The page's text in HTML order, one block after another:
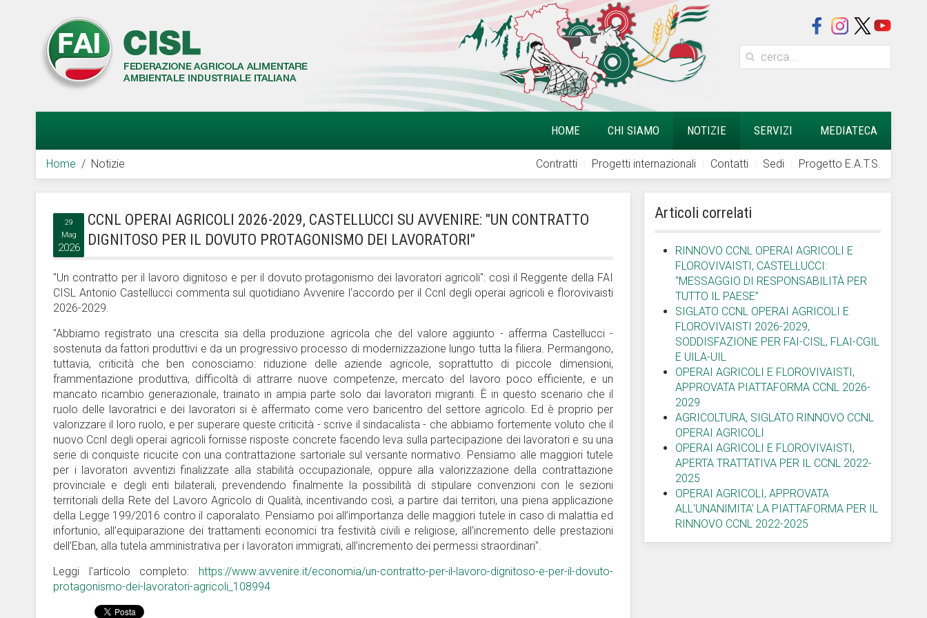
HOME CHI SIAMO NOTIZIE SERVIZI MEDIATECA
Contratti Progetti internazionali Contatti Sedi Progetto E.A.T.S.
Home Notizie
29
Mag
2026
CCNL OPERAI AGRICOLI 2026-2029, CASTELLUCCI SU AVVENIRE: "UN CONTRATTO
DIGNITOSO PER IL DOVUTO PROTAGONISMO DEI LAVORATORI"
"Un contratto per il lavoro dignitoso e per il dovuto protagonismo dei lavoratori agricoli": così il Reggente della FAI
CISL Antonio Castellucci commenta sul quotidiano Avvenire l'accordo per il Ccnl degli operai agricoli e florovivaisti
2026-2029.
"Abbiamo registrato una crescita sia della produzione agricola che del valore aggiunto - afferma Castellucci -
sostenuta da fattori produttivi e da un progressivo processo di modernizzazione lungo tutta la filiera. Permangono,
tuttavia, criticità che ben conosciamo: riduzione delle aziende agricole, soprattutto di piccole dimensioni,
frammentazione produttiva, difficoltà di attrarre nuove competenze, mercato del lavoro poco efficiente, e un
mancato ricambio generazionale, trainato in ampia parte solo dai lavoratori migranti. È in questo scenario che il
ruolo delle lavoratrici e dei lavoratori si è affermato come vero baricentro del settore agricolo. Ed è proprio per
valorizzare il loro ruolo, e per superare queste criticità - scrive il sindacalista - che abbiamo fortemente voluto che il
nuovo Ccnl degli operai agricoli fornisse risposte concrete facendo leva sulla partecipazione dei lavoratori e su una
serie di conquiste ricucite con una contrattazione sartoriale sul versante normativo. Pensiamo alle maggiori tutele
per i lavoratori avventizi finalizzate alla stabilità occupazionale, oppure alla valorizzazione della contrattazione
provinciale e degli enti bilaterali, prevendendo finalmente la possibilità di stipulare convenzioni con le sezioni
territoriali della Rete del Lavoro Agricolo di Qualità, incentivando così, a partire dai territori, una piena applicazione
della Legge 199/2016 contro il caporalato. Pensiamo poi all’importanza delle maggiori tutele in caso di malattia ed
infortunio, all’equiparazione dei trattamenti economici tra festività civili e religiose, all’incremento delle prestazioni
dell’Eban, alla tutela amministrativa per i lavoratori immigrati, all’incremento dei permessi straordinari".
Leggi l'articolo completo: https://www.avvenire.it/economia/un-contratto-per-il-lavoro-dignitoso-e-per-il-dovuto-
protagonismo-dei-lavoratori-agricoli_108994
Articoli correlati
RINNOVO CCNL OPERAI AGRICOLI E
FLOROVIVAISTI, CASTELLUCCI:
"MESSAGGIO DI RESPONSABILITÀ PER
TUTTO IL PAESE”
SIGLATO CCNL OPERAI AGRICOLI E
FLOROVIVAISTI 2026-2029,
SODDISFAZIONE PER FAI-CISL, FLAI-CGIL
E UILA-UIL
OPERAI AGRICOLI E FLOROVIVAISTI,
APPROVATA PIATTAFORMA CCNL 2026-
2029
AGRICOLTURA, SIGLATO RINNOVO CCNL
OPERAI AGRICOLI
OPERAI AGRICOLI E FLOROVIVAISTI,
APERTA TRATTATIVA PER IL CCNL 2022-
2025
OPERAI AGRICOLI, APPROVATA
ALL'UNANIMITA' LA PIATTAFORMA PER IL
RINNOVO CCNL 2022-2025